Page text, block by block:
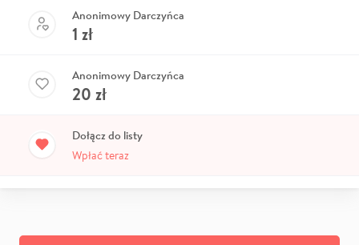
Anonimowy Darczyńca
1 zł
Anonimowy Darczyńca
20 zł
Dołącz do listy
Wpłać teraz